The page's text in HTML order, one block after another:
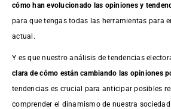
cómo han evolucionado las opiniones y
para que tengas todas las herramientas para
actual.
Y es que nuestro análisis de tendencias
clara de cómo están cambiando las opiniones
tendencias es crucial para anticipar posibles
comprender el dinamismo de nuestra sociedad.